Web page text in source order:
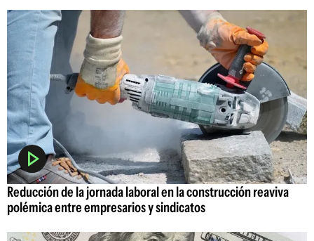
Reducción de la jornada laboral en la construcción reaviva
polémica entre empresarios y sindicatos